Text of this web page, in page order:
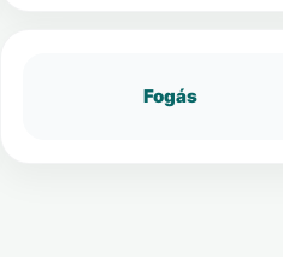
Fogás